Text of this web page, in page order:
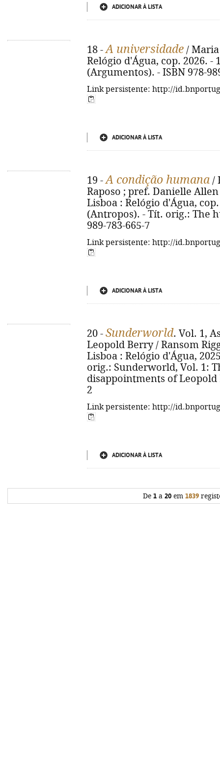
ADICIONAR À LISTA
18 -A universidade /
Relógio d'Água, cop. 2026. -
(Argumentos). - ISBN 978-
Link persistente: http://
ADICIONAR À LISTA
19 -A condição humana /
Raposo ; pref. Danielle
Lisboa : Relógio d'Água,
(Antropos). - Tít. orig.: The
989-783-665-7
Link persistente: http://
ADICIONAR À LISTA
20 - Sunderworld. Vol. 1,
Leopold Berry / Ransom
Lisboa : Relógio d'Água,
orig.: Sunderworld, Vol. 1:
disappointments of Leopold
2
Link persistente: http://
ADICIONAR À LISTA
De 1a 20em 1839